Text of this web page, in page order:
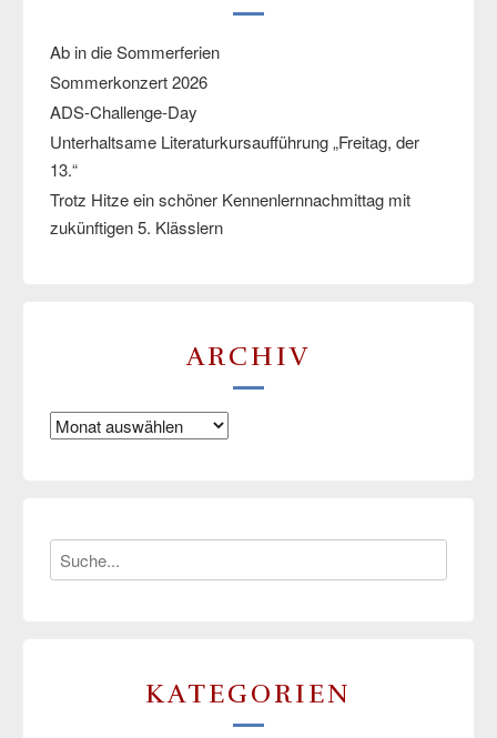
Ab in die Sommerferien
Sommerkonzert 2026
ADS-Challenge-Day
Unterhaltsame Literaturkursaufführung „Freitag, der
13.“
Trotz Hitze ein schöner Kennenlernnachmittag mit
zukünftigen 5. Klässlern
ARCHIV
Archiv
KATEGORIEN